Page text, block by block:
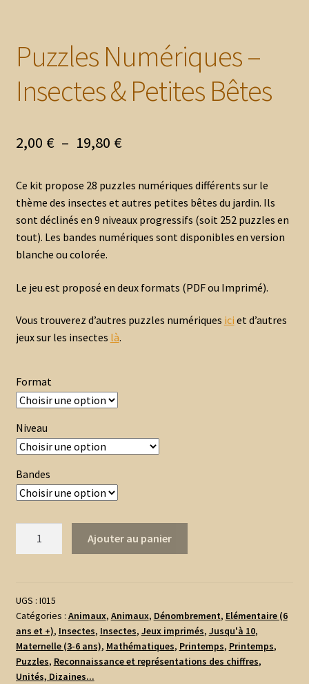
Puzzles Numériques –
Insectes & Petites Bêtes
2,00 € – 19,80 €Plage
prix :
2,00 €
à
Ce kit propose 28 puzzles numériques différents sur le
thème des insectes et autres petites bêtes du jardin. Ils
sont déclinés en 9 niveaux progressifs (soit 252 puzzles en
tout). Les bandes numériques sont disponibles en version
blanche ou colorée.
Le jeu est proposé en deux formats (PDF ou Imprimé).
Vous trouverez d’autres puzzles numériques ici et d’autres
jeux sur les insectes là.
Format
Niveau
Bandes
-
Insectes
&
Petites
Bêtes
Ajouter au panier
UGS : I015
Catégories : Animaux, Animaux, Dénombrement, Elémentaire (6
ans et +), Insectes, Insectes, Jeux imprimés, Jusqu'à 10,
Maternelle (3-6 ans), Mathématiques, Printemps, Printemps,
Puzzles, Reconnaissance et représentations des chiffres,
Unités, Dizaines...